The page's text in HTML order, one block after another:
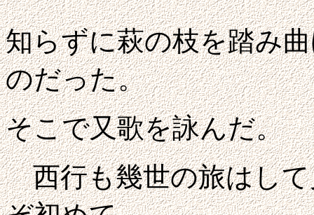
知らずに萩の枝を踏み
のだった。
そこで又歌を詠んだ。
西行も幾世の旅はして